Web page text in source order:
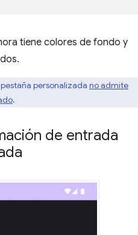
tiene colores de fondo y
personalizada no admite
.
de entrada